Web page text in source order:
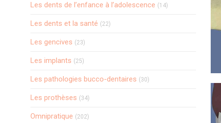
Les dents de l’enfance à l’adolescence (14)
Les dents et la santé (22)
Les gencives (23)
Les implants (25)
Les pathologies bucco-dentaires (30)
Les prothèses (34)
Omnipratique (202)